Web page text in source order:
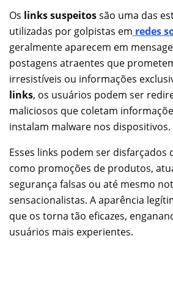
Os links suspeitossão uma das
utilizadas por golpistas em redes
geralmente aparecem em
postagens atraentes que
irresistíveis ou informações
links, os usuários podem ser
maliciosos que coletam
instalam malware nos dispositivos.
Esses links podem ser disfarçados
como promoções de produtos,
segurança falsas ou até mesmo
sensacionalistas. A aparência
que os torna tão eficazes,
usuários mais experientes.